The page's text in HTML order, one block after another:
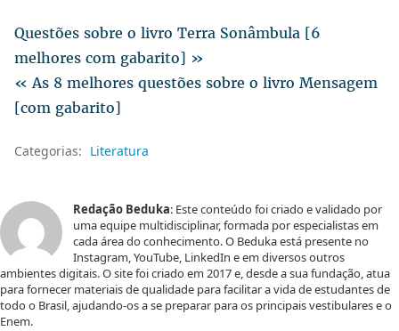
Questões sobre o livro Terra Sonâmbula [6
melhores com gabarito] »
« As 8 melhores questões sobre o livro Mensagem
[com gabarito]
Categorias: Literatura
Redação Beduka: Este conteúdo foi criado e validado por
uma equipe multidisciplinar, formada por especialistas em
cada área do conhecimento. O Beduka está presente no
Instagram, YouTube, LinkedIn e em diversos outros
ambientes digitais. O site foi criado em 2017 e, desde a sua fundação, atua
para fornecer materiais de qualidade para facilitar a vida de estudantes de
todo o Brasil, ajudando-os a se preparar para os principais vestibulares e o
Enem.